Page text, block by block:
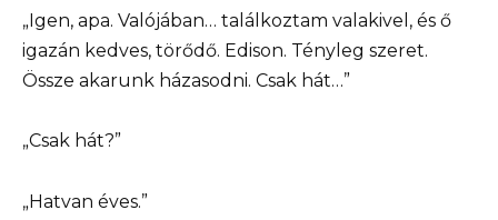
„Igen, apa. Valójában… találkoztam valakivel, és ő
igazán kedves, törődő. Edison. Tényleg szeret.
Össze akarunk házasodni. Csak hát…”
„Csak hát?”
„Hatvan éves.”